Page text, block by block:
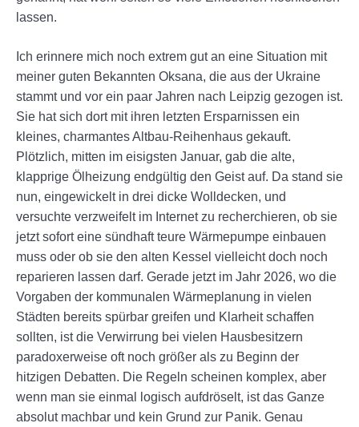
lassen.
Ich erinnere mich noch extrem gut an eine Situation mit
meiner guten Bekannten Oksana, die aus der Ukraine
stammt und vor ein paar Jahren nach Leipzig gezogen ist.
Sie hat sich dort mit ihren letzten Ersparnissen ein
kleines, charmantes Altbau-Reihenhaus gekauft.
Plötzlich, mitten im eisigsten Januar, gab die alte,
klapprige Ölheizung endgültig den Geist auf. Da stand sie
nun, eingewickelt in drei dicke Wolldecken, und
versuchte verzweifelt im Internet zu recherchieren, ob sie
jetzt sofort eine sündhaft teure Wärmepumpe einbauen
muss oder ob sie den alten Kessel vielleicht doch noch
reparieren lassen darf. Gerade jetzt im Jahr 2026, wo die
Vorgaben der kommunalen Wärmeplanung in vielen
Städten bereits spürbar greifen und Klarheit schaffen
sollten, ist die Verwirrung bei vielen Hausbesitzern
paradoxerweise oft noch größer als zu Beginn der
hitzigen Debatten. Die Regeln scheinen komplex, aber
wenn man sie einmal logisch aufdröselt, ist das Ganze
absolut machbar und kein Grund zur Panik. Genau